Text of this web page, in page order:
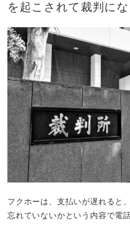
を起こされて裁判にな
フクホーは、支払いが遅れると
忘れていないかという内容で電